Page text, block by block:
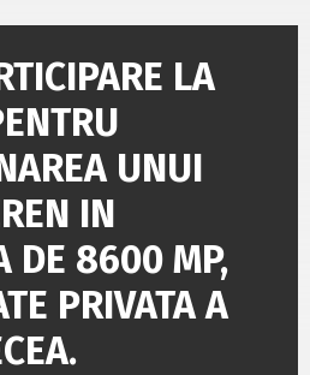
LA
UNUI
IN
DE 8600 MP,
PRIVATA A